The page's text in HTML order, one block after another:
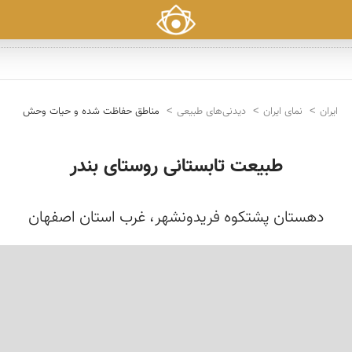
ایران نمای ایران دیدنی‌های طبیعی مناطق حفاظت شده و حیات وحش
طبیعت تابستانی روستای بندر
دهستان پشتکوه فریدونشهر، غرب استان اصفهان